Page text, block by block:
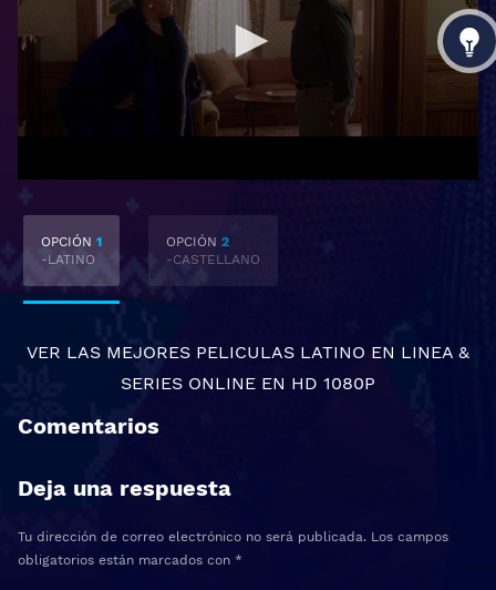
OPCIÓN 1
-LATINO
OPCIÓN 2
-CASTELLANO
VER LAS MEJORES PELICULAS LATINO EN LINEA &
SERIES ONLINE EN HD 1080P
Comentarios
Deja una respuesta
Tu dirección de correo electrónico no será publicada. Los campos
obligatorios están marcados con *